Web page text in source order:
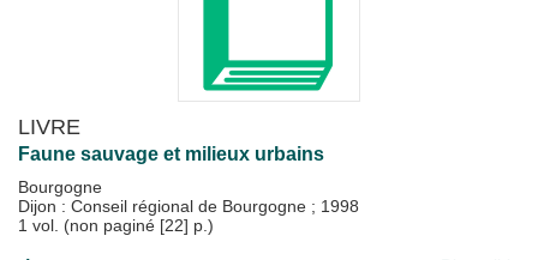
LIVRE
Faune sauvage et milieux urbains
Bourgogne
Dijon : Conseil régional de Bourgogne ; 1998
1 vol. (non paginé [22] p.)